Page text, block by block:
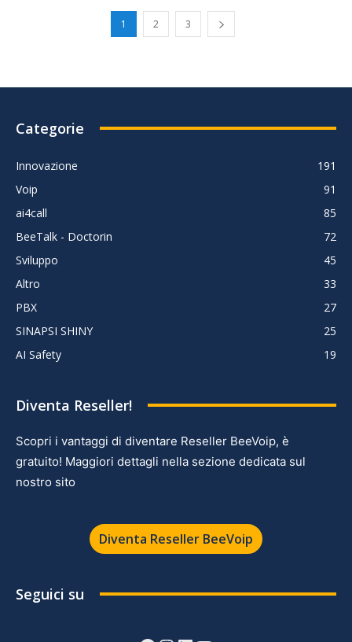
1 2 3
Categorie
Innovazione
191
Voip
91
ai4call
85
BeeTalk - Doctorin
72
Sviluppo
45
Altro
33
PBX
27
SINAPSI SHINY
25
AI Safety
19
Diventa Reseller!
Scopri i vantaggi di diventare Reseller BeeVoip, è
gratuito! Maggiori dettagli nella sezione dedicata sul
nostro sito
Diventa Reseller BeeVoip
Seguici su